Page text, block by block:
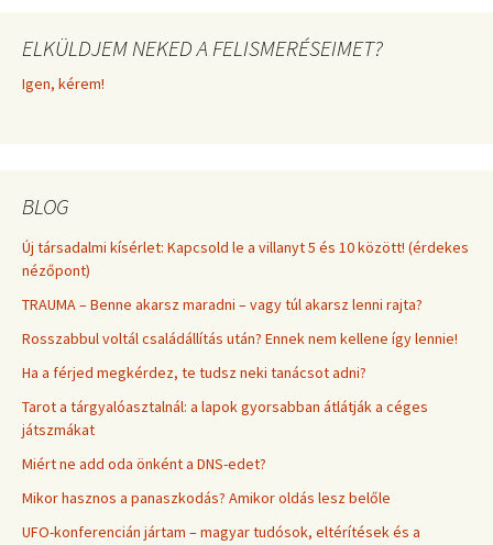
ELKÜLDJEM NEKED A FELISMERÉSEIMET?
Igen, kérem!
BLOG
Új társadalmi kísérlet: Kapcsold le a villanyt 5 és 10 között! (érdekes
nézőpont)
TRAUMA – Benne akarsz maradni – vagy túl akarsz lenni rajta?
Rosszabbul voltál családállítás után? Ennek nem kellene így lennie!
Ha a férjed megkérdez, te tudsz neki tanácsot adni?
Tarot a tárgyalóasztalnál: a lapok gyorsabban átlátják a céges
játszmákat
Miért ne add oda önként a DNS-edet?
Mikor hasznos a panaszkodás? Amikor oldás lesz belőle
UFO-konferencián jártam – magyar tudósok, eltérítések és a